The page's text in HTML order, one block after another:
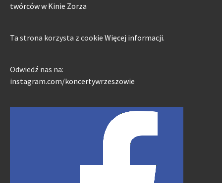
twórców w Kinie Zorza
Ta strona korzysta z cookie Więcej informacji.
Odwiedź nas na:
instagram.com/koncertywrzeszowie